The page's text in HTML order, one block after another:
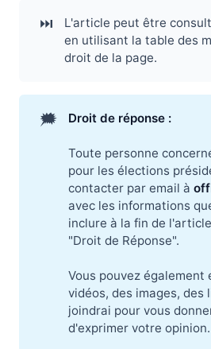
⏭️
L'article peut être
en utilisant la table des
droit de la page.
🗯️ Droit de réponse :
Toute personne
pour les élections
contacter par email à
avec les informations
inclure à la fin de
"Droit de Réponse".
Vous pouvez également
vidéos, des images, des
joindrai pour vous
d'exprimer votre opinion.